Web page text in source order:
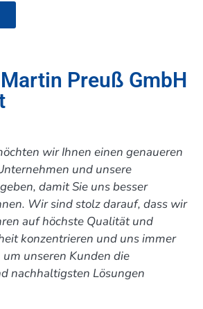
Preuß GmbH
wir Ihnen einen genaueren
und unsere
damit Sie uns besser
Wir sind stolz darauf, dass wir
auf höchste Qualität und
konzentrieren und uns immer
unseren Kunden die
nachhaltigsten Lösungen